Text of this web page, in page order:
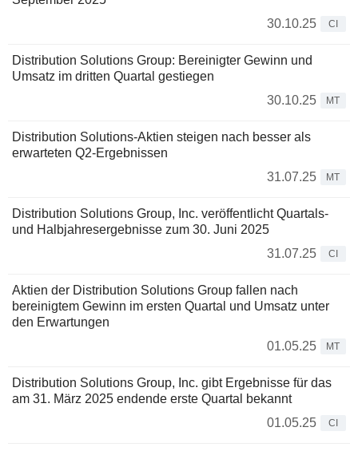
30.10.25
CI
Distribution Solutions Group: Bereinigter Gewinn und
Umsatz im dritten Quartal gestiegen
30.10.25
MT
Distribution Solutions-Aktien steigen nach besser als
erwarteten Q2-Ergebnissen
31.07.25
MT
Distribution Solutions Group, Inc. veröffentlicht Quartals-
und Halbjahresergebnisse zum 30. Juni 2025
31.07.25
CI
Aktien der Distribution Solutions Group fallen nach
bereinigtem Gewinn im ersten Quartal und Umsatz unter
den Erwartungen
01.05.25
MT
Distribution Solutions Group, Inc. gibt Ergebnisse für das
am 31. März 2025 endende erste Quartal bekannt
01.05.25
CI